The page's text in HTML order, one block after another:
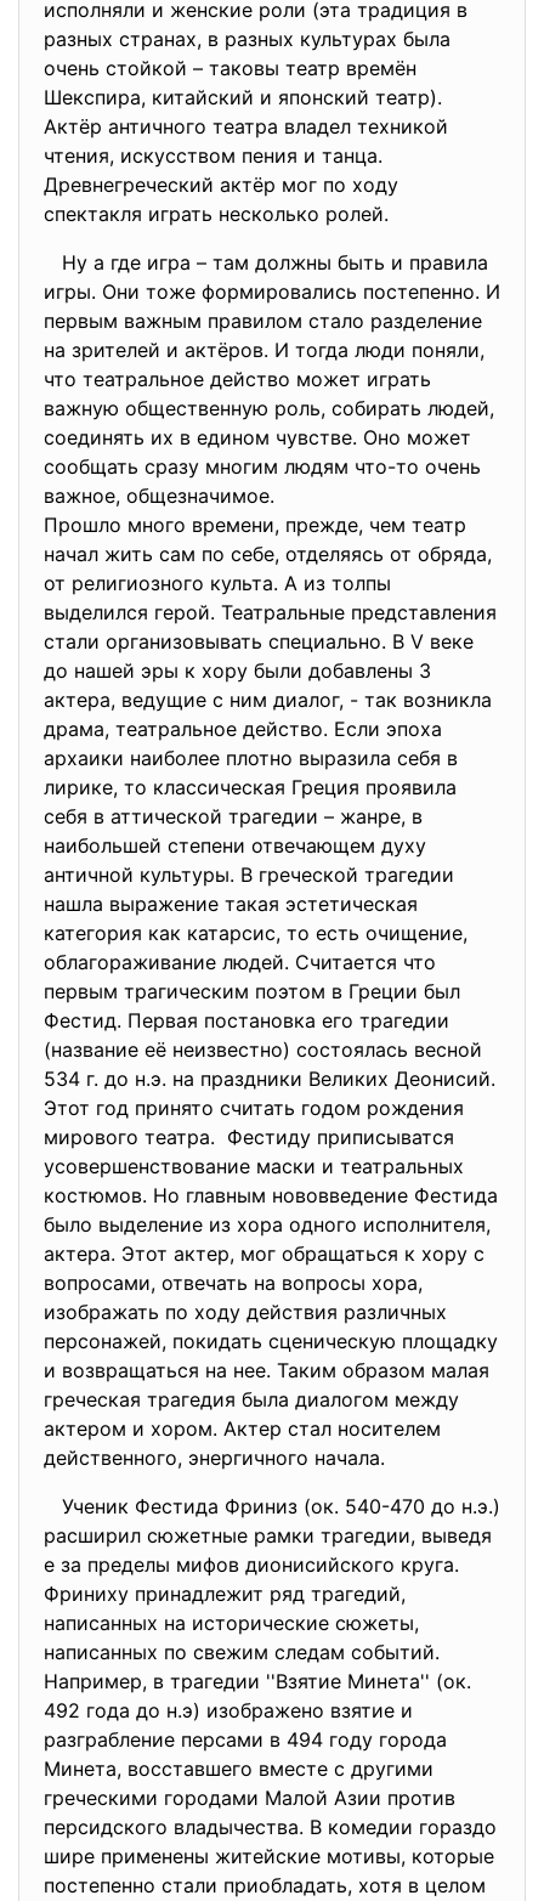
исполняли и женские роли (эта традиция в
разных странах, в разных культурах была
очень стойкой – таковы театр времён
Шекспира, китайский и японский театр).
Актёр античного театра владел техникой
чтения, искусством пения и танца.
Древнегреческий актёр мог по ходу
спектакля играть несколько ролей.
Ну а где игра – там должны быть и правила
игры. Они тоже формировались постепенно. И
первым важным правилом стало разделение
на зрителей и актёров. И тогда люди поняли,
что театральное действо может играть
важную общественную роль, собирать людей,
соединять их в едином чувстве. Оно может
сообщать сразу многим людям что-то очень
важное, общезначимое.
Прошло много времени, прежде, чем театр
начал жить сам по себе, отделяясь от обряда,
от религиозного культа. А из толпы
выделился герой. Театральные представления
стали организовывать специально. В V веке
до нашей эры к хору были добавлены 3
актера, ведущие с ним диалог, - так возникла
драма, театральное действо. Если эпоха
архаики наиболее плотно выразила себя в
лирике, то классическая Греция проявила
себя в аттической трагедии – жанре, в
наибольшей степени отвечающем духу
античной культуры. В греческой трагедии
нашла выражение такая эстетическая
категория как катарсис, то есть очищение,
облагораживание людей. Считается что
первым трагическим поэтом в Греции был
Фестид. Первая постановка его трагедии
(название её неизвестно) состоялась весной
534 г. до н.э. на праздники Великих Деонисий.
Этот год принято считать годом рождения
мирового театра. Фестиду приписыватся
усовершенствование маски и театральных
костюмов. Но главным нововведение Фестида
было выделение из хора одного исполнителя,
актера. Этот актер, мог обращаться к хору с
вопросами, отвечать на вопросы хора,
изображать по ходу действия различных
персонажей, покидать сценическую площадку
и возвращаться на нее. Таким образом малая
греческая трагедия была диалогом между
актером и хором. Актер стал носителем
действенного, энергичного начала.
Ученик Фестида Фриниз (ок. 540-470 до н.э.)
расширил сюжетные рамки трагедии, выведя
е за пределы мифов дионисийского круга.
Фриниху принадлежит ряд трагедий,
написанных на исторические сюжеты,
написанных по свежим следам событий.
Например, в трагедии ''Взятие Минета'' (ок.
492 года до н.э) изображено взятие и
разграбление персами в 494 году города
Минета, восставшего вместе с другими
греческими городами Малой Азии против
персидского владычества. В комедии гораздо
шире применены житейские мотивы, которые
постепенно стали приобладать, хотя в целом